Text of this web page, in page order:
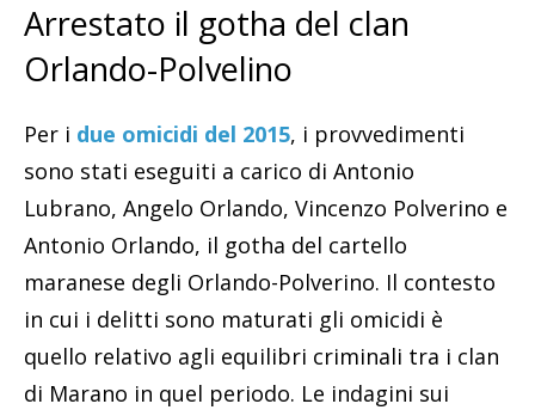
Arrestato il gotha del clan
Orlando-Polvelino
Per i due omicidi del 2015, i provvedimenti
sono stati eseguiti a carico di Antonio
Lubrano, Angelo Orlando, Vincenzo Polverino e
Antonio Orlando, il gotha del cartello
maranese degli Orlando-Polverino. Il contesto
in cui i delitti sono maturati gli omicidi è
quello relativo agli equilibri criminali tra i clan
di Marano in quel periodo. Le indagini sui